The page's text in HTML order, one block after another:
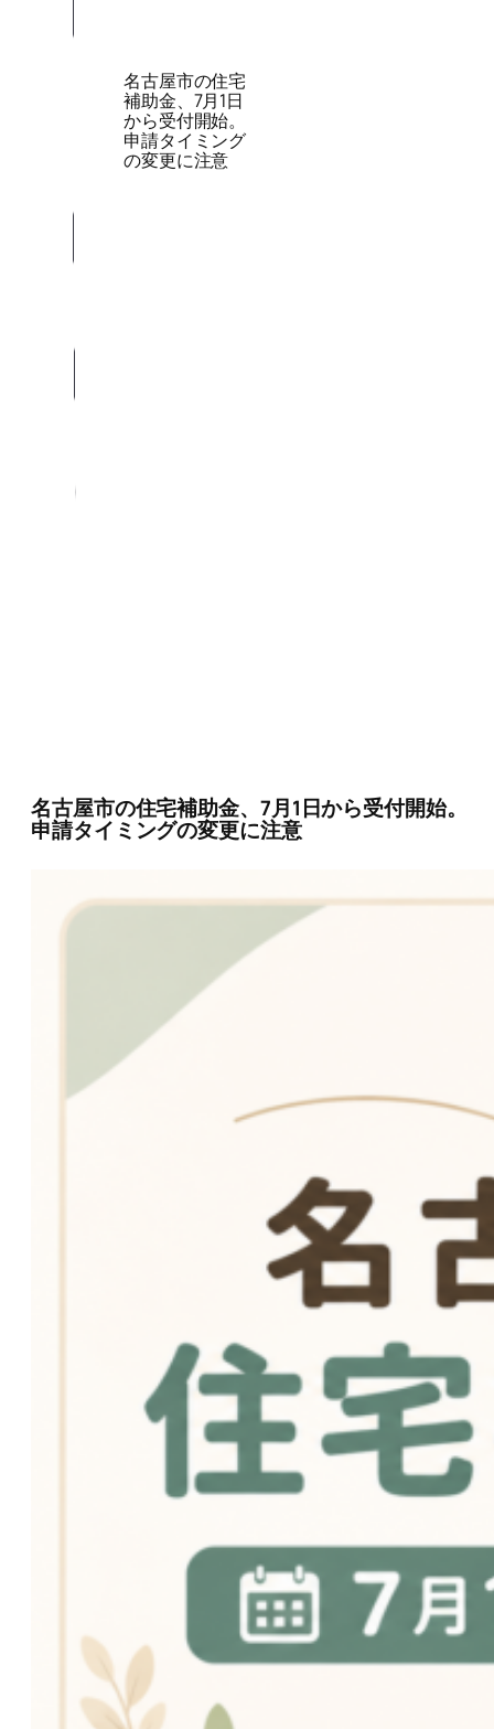
名古屋市の住宅
補助金、7月1日
から受付開始。
申請タイミング
の変更に注意
名古屋市の住宅補助金、7月1日から受付開始。
申請タイミングの変更に注意